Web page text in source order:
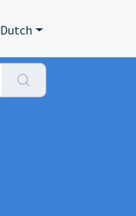
Dutch